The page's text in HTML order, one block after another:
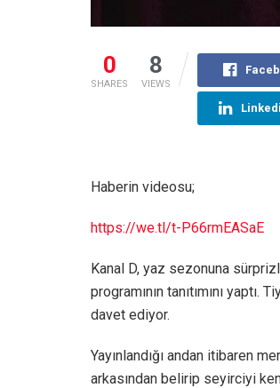
0
SHARES
8
VIEWS
Haberin videosu;
https://we.tl/t-P66rmEASaE
Kanal D, yaz sezonuna
programının tanıtımını
davet ediyor.
Yayınlandığı andan itibaren
arkasından belirip seyirciyi